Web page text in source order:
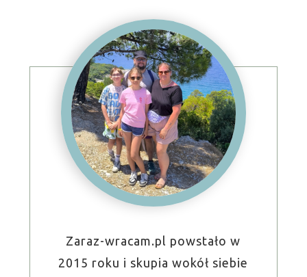
Zaraz-wracam.pl powstało w
2015 roku i skupia wokół siebie